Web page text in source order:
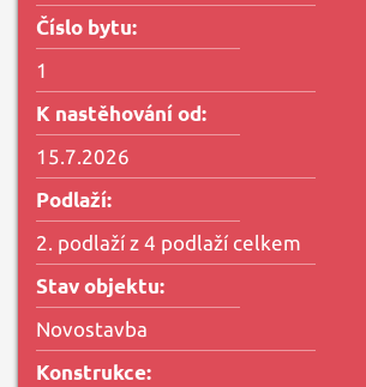
Číslo bytu:
1
K nastěhování od:
15.7.2026
Podlaží:
2. podlaží z 4 podlaží celkem
Stav objektu:
Novostavba
Konstrukce: